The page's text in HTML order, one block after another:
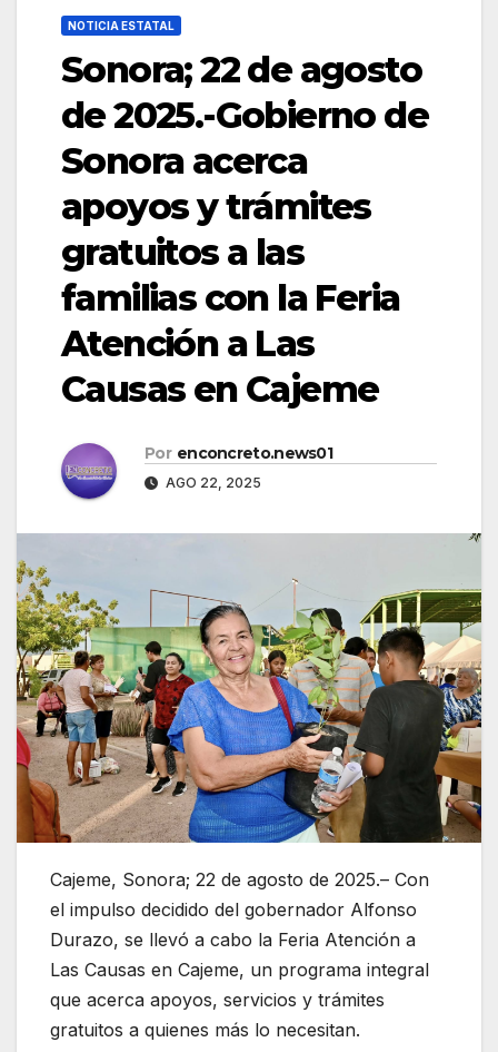
NOTICIA ESTATAL
Sonora; 22 de agosto
de 2025.-Gobierno de
Sonora acerca
apoyos y trámites
gratuitos a las
familias con la Feria
Atención a Las
Causas en Cajeme
Por enconcreto.news01
AGO 22, 2025
Cajeme, Sonora; 22 de agosto de 2025.– Con
el impulso decidido del gobernador Alfonso
Durazo, se llevó a cabo la Feria Atención a
Las Causas en Cajeme, un programa integral
que acerca apoyos, servicios y trámites
gratuitos a quienes más lo necesitan.